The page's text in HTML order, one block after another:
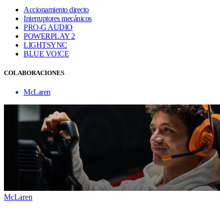
Accionamiento directo
Interruptores mecánicos
PRO-G AUDIO
POWERPLAY 2
LIGHTSYNC
BLUE VO!CE
COLABORACIONES
McLaren
McLaren